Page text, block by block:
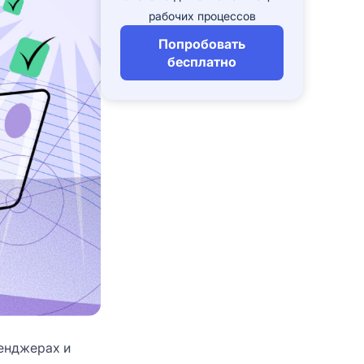
и
рабочих процессов
Попробовать
бесплатно
сервиса. Нажимая кнопку
своесогласиена обработку Ваших
сервиса. Нажимая кнопку
свое согласиена обработку Ваших